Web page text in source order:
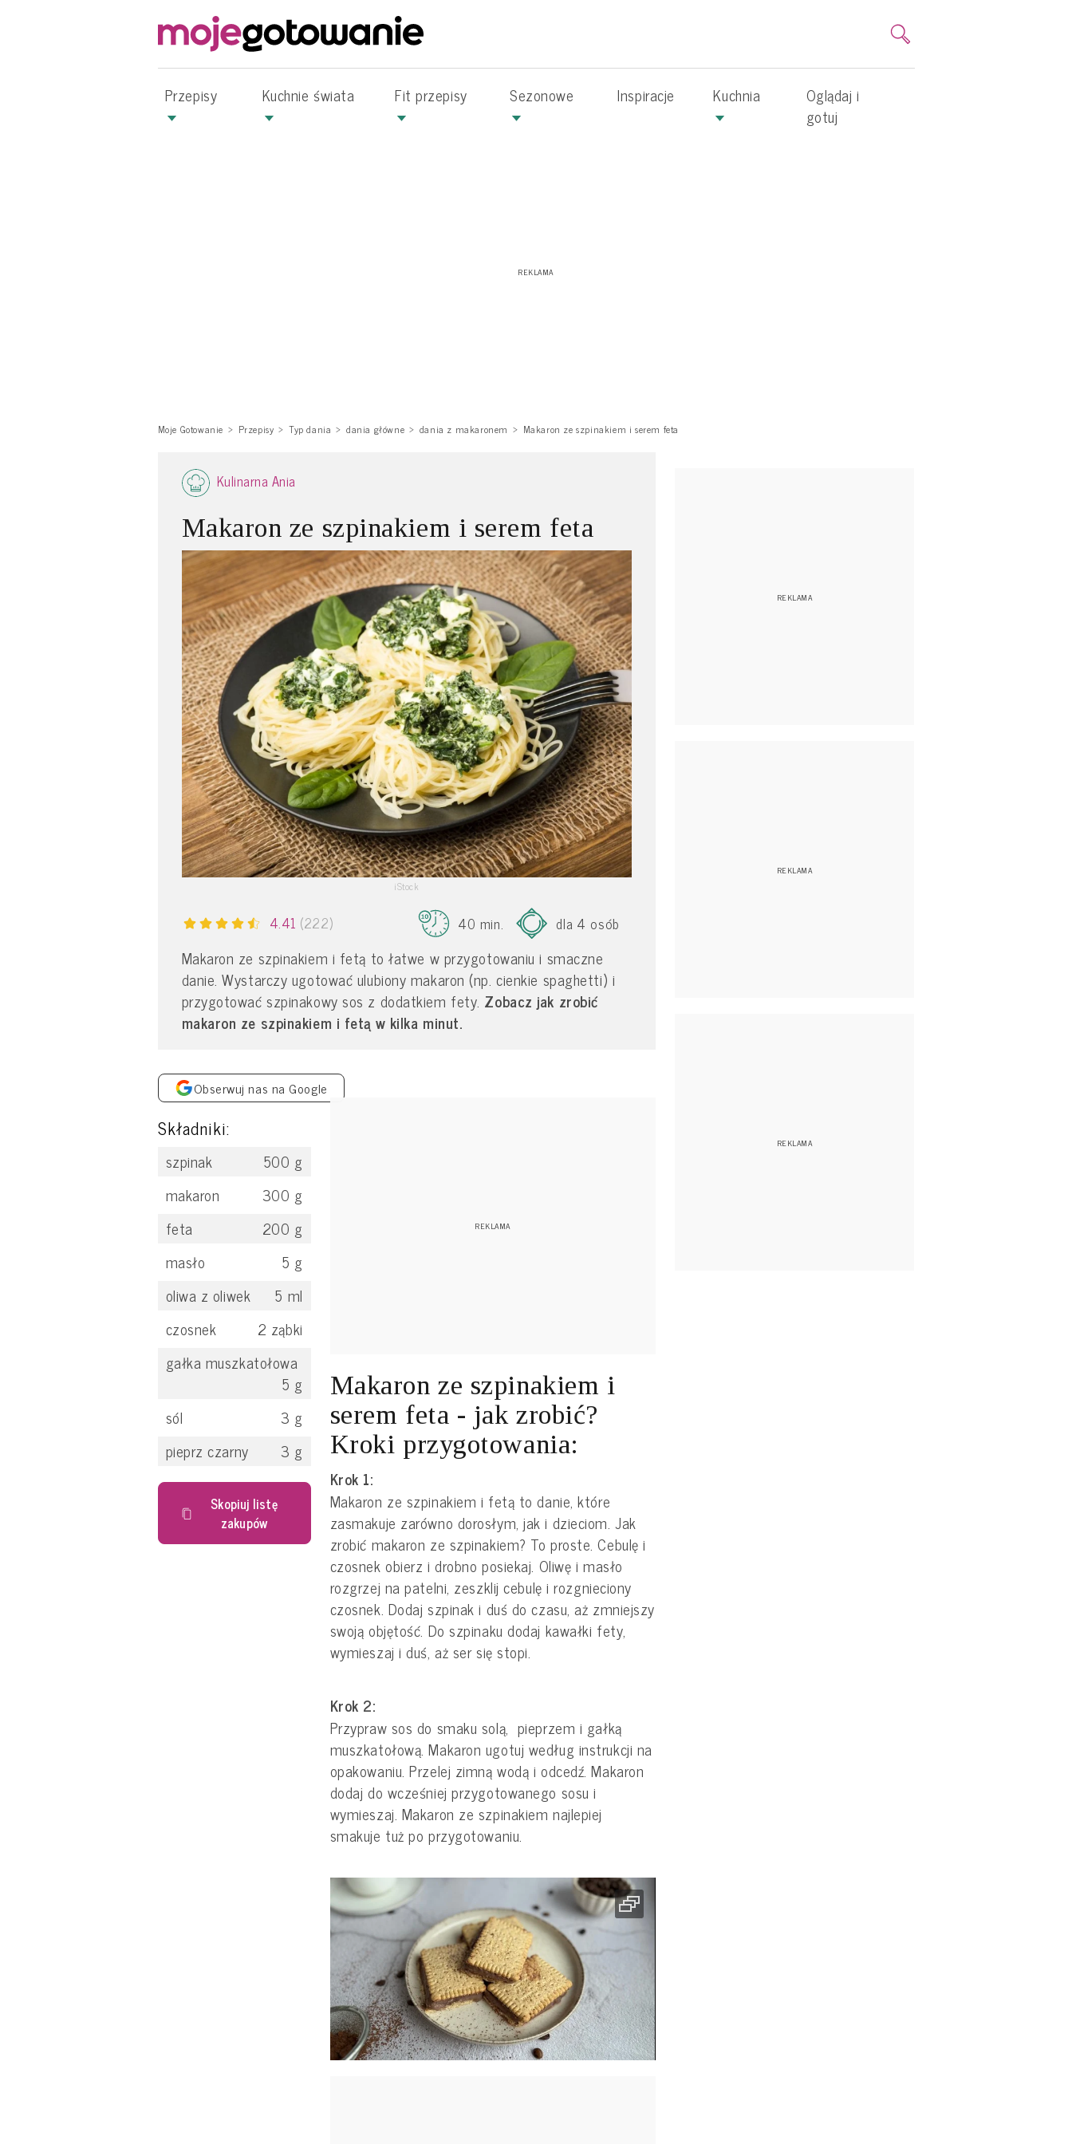
Przepisy Kuchnie świata Fit przepisy Sezonowe Inspiracje Kuchnia
Oglądaj i
gotuj
Moje Gotowanie Przepisy Typ dania dania główne dania z makaronem Makaron ze szpinakiem i serem feta
Kulinarna Ania
Makaron ze szpinakiem i serem feta
iStock
4.41 (222) 40 min. dla 4 osób
Makaron ze szpinakiem i fetą to łatwe w przygotowaniu i smaczne
danie. Wystarczy ugotować ulubiony makaron (np. cienkie spaghetti) i
przygotować szpinakowy sos z dodatkiem fety. Zobacz jak zrobić
makaron ze szpinakiem i fetą w kilka minut.
Obserwuj nas na Google
Składniki:
szpinak 500 g
makaron
300 g
feta
200 g
masło
5 g
oliwa z oliwek
5 ml
czosnek
2 ząbki
gałka muszkatołowa
5 g
sól
3 g
pieprz czarny
3 g
Skopiuj listę
zakupów
Makaron ze szpinakiem i
serem feta - jak zrobić?
Kroki przygotowania:
Krok 1:
Makaron ze szpinakiem i fetą to danie, które
zasmakuje zarówno dorosłym, jak i dzieciom. Jak
zrobić makaron ze szpinakiem? To proste. Cebulę i
czosnek obierz i drobno posiekaj. Oliwę i masło
rozgrzej na patelni, zeszklij cebulę i rozgnieciony
czosnek. Dodaj szpinak i duś do czasu, aż zmniejszy
swoją objętość. Do szpinaku dodaj kawałki fety,
wymieszaj i duś, aż ser się stopi.
Krok 2:
Przypraw sos do smaku solą, pieprzem i gałką
muszkatołową. Makaron ugotuj według instrukcji na
opakowaniu. Przelej zimną wodą i odcedź. Makaron
dodaj do wcześniej przygotowanego sosu i
wymieszaj. Makaron ze szpinakiem najlepiej
smakuje tuż po przygotowaniu.